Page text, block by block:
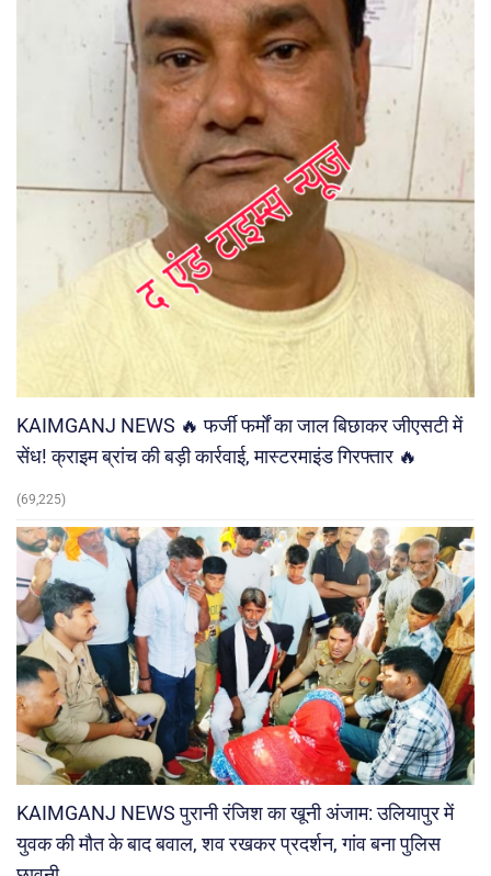
KAIMGANJ NEWS 🔥 फर्जी फर्मों का जाल बिछाकर जीएसटी में
सेंध! क्राइम ब्रांच की बड़ी कार्रवाई, मास्टरमाइंड गिरफ्तार 🔥
(69,225)
KAIMGANJ NEWS पुरानी रंजिश का खूनी अंजाम: उलियापुर में
युवक की मौत के बाद बवाल, शव रखकर प्रदर्शन, गांव बना पुलिस